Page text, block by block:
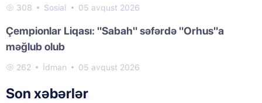
308 Sosial 05 avqust 2026
Çempionlar Liqası: "Sabah" səfərdə "Orhus"a
məğlub olub
262 İdman 05 avqust 2026
Son xəbərlər